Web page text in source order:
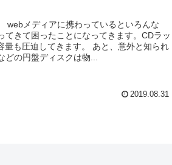
webメディアに携わっているといろんな
てきて困ったことになってきます。CDラッ
量も圧迫してきます。 あと、意外と知られ
どの円盤ディスクは物...
2019.08.31